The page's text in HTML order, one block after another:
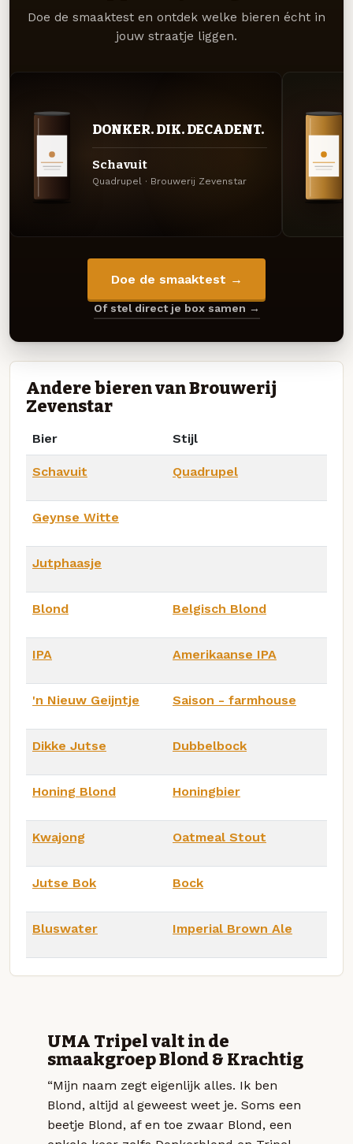
Doe de smaaktest en ontdek welke bieren écht in
jouw straatje liggen.
DONKER. DIK. DECADENT.
Schavuit
Quadrupel · Brouwerij Zevenstar
Doe de smaaktest →
Of stel direct je box samen →
Andere bieren van Brouwerij
Zevenstar
Bier Stijl
Schavuit Quadrupel
Geynse Witte
Jutphaasje
Blond Belgisch Blond
IPA Amerikaanse IPA
'n Nieuw Geijntje Saison - farmhouse
Dikke Jutse Dubbelbock
Honing Blond Honingbier
Kwajong Oatmeal Stout
Jutse Bok Bock
Bluswater Imperial Brown Ale
UMA Tripel valt in de
smaakgroep Blond & Krachtig
“Mijn naam zegt eigenlijk alles. Ik ben
Blond, altijd al geweest weet je. Soms een
beetje Blond, af en toe zwaar Blond, een